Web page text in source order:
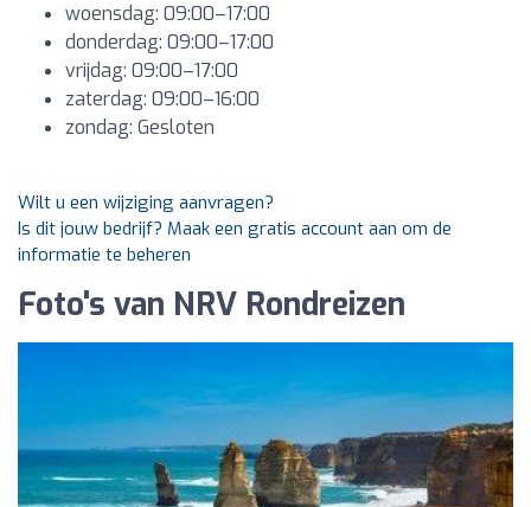
woensdag: 09:00–17:00
donderdag: 09:00–17:00
vrijdag: 09:00–17:00
zaterdag: 09:00–16:00
zondag: Gesloten
Wilt u een wijziging aanvragen?
Is dit jouw bedrijf? Maak een gratis account aan om de
informatie te beheren
Foto's van NRV Rondreizen